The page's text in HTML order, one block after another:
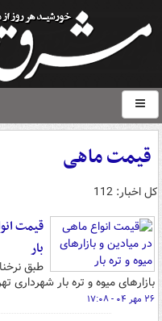
قیمت ماهی
کل اخبار: 112
قیمت
بار
طبق
بازارهای میوه و تره بار شهرداری
۲۶ مهر ۰۴ - ۱۷:۰۸